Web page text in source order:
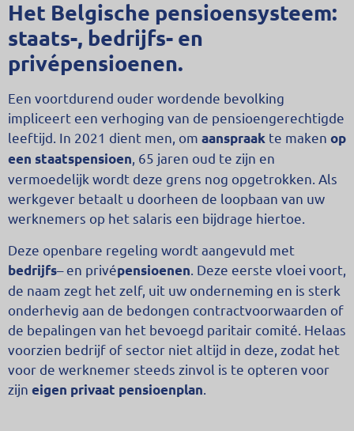
Het Belgische pensioensysteem:
staats-, bedrijfs- en
privépensioenen.
Een voortdurend ouder wordende bevolking
impliceert een verhoging van de pensioengerechtigde
leeftijd. In 2021 dient men, om aanspraak te maken op
een staatspensioen, 65 jaren oud te zijn en
vermoedelijk wordt deze grens nog opgetrokken. Als
werkgever betaalt u doorheen de loopbaan van uw
werknemers op het salaris een bijdrage hiertoe.
Deze openbare regeling wordt aangevuld met
bedrijfs– en privépensioenen . Deze eerste vloei voort,
de naam zegt het zelf, uit uw onderneming en is sterk
onderhevig aan de bedongen contractvoorwaarden of
de bepalingen van het bevoegd paritair comité. Helaas
voorzien bedrijf of sector niet altijd in deze, zodat het
voor de werknemer steeds zinvol is te opteren voor
zijn eigen privaat pensioenplan